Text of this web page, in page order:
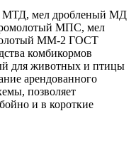
МТД, мел дробленый МД
МПС, мел
ММ-2 ГОСТ
комбикормов
для животных и птицы
арендованного
позволяет
и в короткие